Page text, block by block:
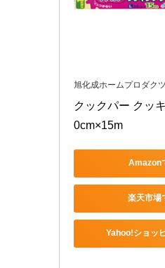
旭化成ホームプロダクツ
クックパー クッ
0cm×15m
Amazon
楽天市場
Yahoo!ショッ